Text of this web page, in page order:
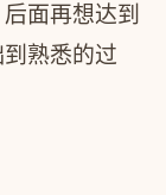
面再想达到
熟悉的过